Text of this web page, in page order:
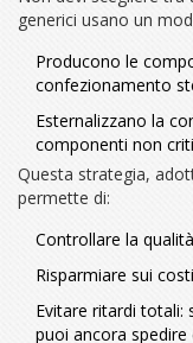
generici usano un
Producono le
confezionamento
Esternalizzano la
componenti non
Questa strategia,
permette di:
Controllare la
Risparmiare sui
Evitare ritardi totali:
puoi ancora